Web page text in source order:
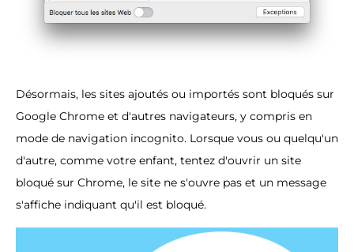
Désormais, les sites ajoutés ou importés sont bloqués sur
Google Chrome et d'autres navigateurs, y compris en
mode de navigation incognito. Lorsque vous ou quelqu'un
d'autre, comme votre enfant, tentez d'ouvrir un site
bloqué sur Chrome, le site ne s'ouvre pas et un message
s'affiche indiquant qu'il est bloqué.